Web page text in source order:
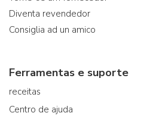
Diventa revendedor
Consiglia ad un amico
Ferramentas e suporte
receitas
Centro de ajuda